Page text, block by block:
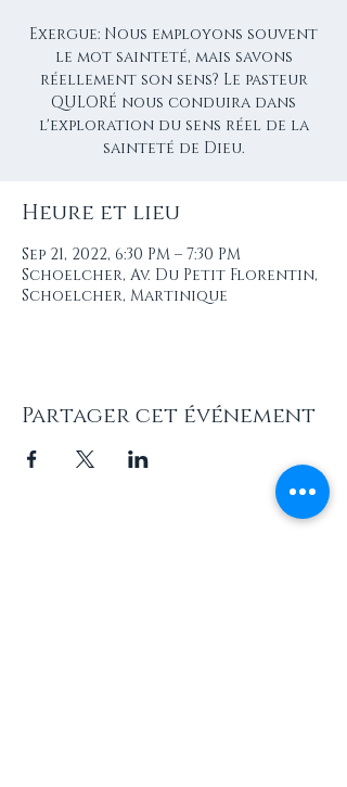
Exergue: Nous employons souvent
le mot sainteté, mais savons
réellement son sens? Le pasteur
QULORÉ nous conduira dans
l'exploration du sens réel de la
sainteté de Dieu.
Heure et lieu
Sep 21, 2022, 6:30 PM – 7:30 PM
Schoelcher, Av. Du Petit Florentin,
Schoelcher, Martinique
Partager cet événement